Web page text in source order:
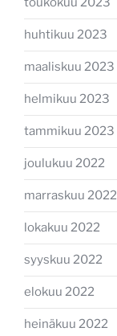
huhtikuu 2023
maaliskuu 2023
helmikuu 2023
tammikuu 2023
joulukuu 2022
marraskuu 2022
lokakuu 2022
syyskuu 2022
elokuu 2022
heinäkuu 2022